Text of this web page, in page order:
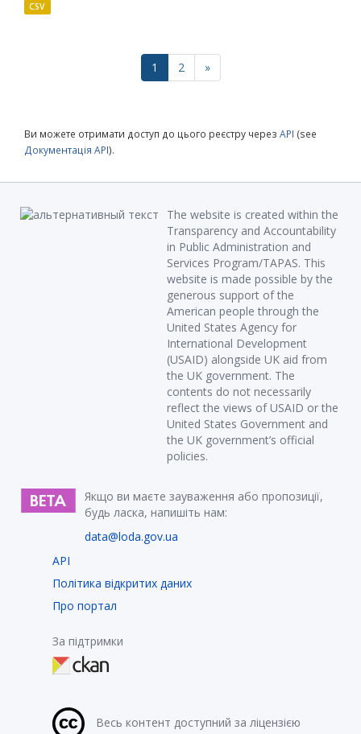
CSV
1 2 »
Ви можете отримати доступ до цього реєстру через API (see
Документація API).
The website is created within the
Transparency and Accountability
in Public Administration and
Services Program/TAPAS. This
website is made possible by the
generous support of the
American people through the
United States Agency for
International Development
(USAID) alongside UK aid from
the UK government. The
contents do not necessarily
reflect the views of USAID or the
United States Government and
the UK government’s official
policies.
Якщо ви маєте зауваження або пропозиції,
будь ласка, напишіть нам:
data@loda.gov.ua
API
Політика відкритих даних
Про портал
За підтримки
Весь контент доступний за ліцензією